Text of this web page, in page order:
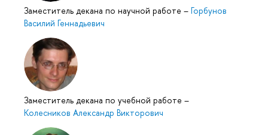
Заместитель декана по научной работе – Горбунов
Василий Геннадьевич
Заместитель декана по учебной работе –
Колесников Александр Викторович